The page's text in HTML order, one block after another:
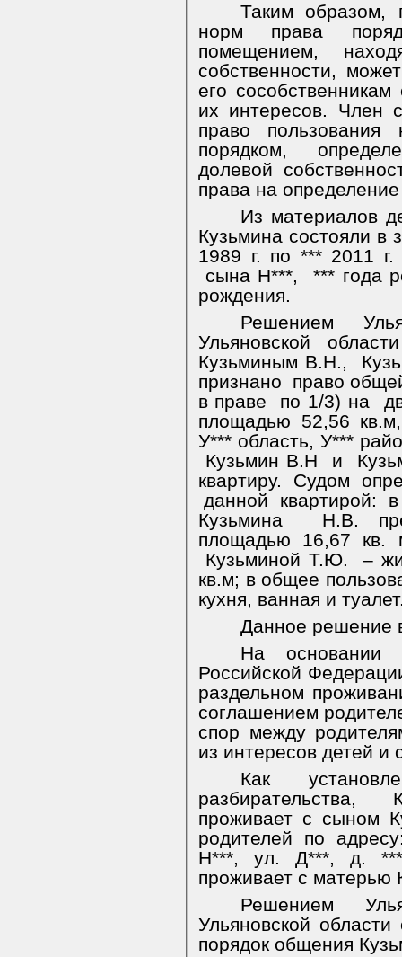
Таким
норм права
помещением,
собственности,
его
их интересов. Член
право пользования
порядком,
долевой
права на определение
Из материалов
Кузьмина состояли в
1989 г. по *** 2011
сына Н***,
*** года
рождения.
Решением
Ульяновской
Кузьминым В.Н.,
признано право
в праве
по 1/3) на
площадью 52,56
У*** область, У***
Кузьмин В.Н
и
квартиру. Судом
данной
квартирой:
Кузьмина
Н.В.
площадью 16,67 кв.
Кузьминой Т.Ю.
–
кв.м; в общее
кухня, ванная и
Данное решение
На основании
Российской
раздельном
соглашением
спор между
из интересов детей и
Как
проживает с сыном
родителей по
Н***, ул. Д***, д. ***.
проживает с
Решением
Ульяновской
порядок общения